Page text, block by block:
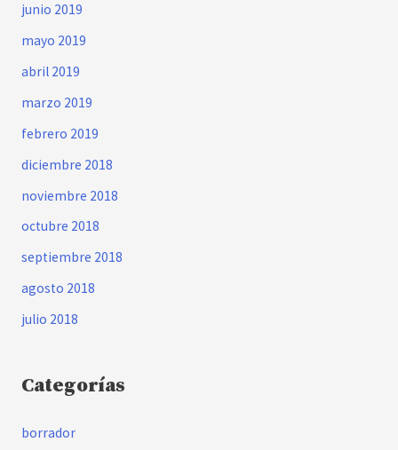
junio 2019
mayo 2019
abril 2019
marzo 2019
febrero 2019
diciembre 2018
noviembre 2018
octubre 2018
septiembre 2018
agosto 2018
julio 2018
Categorías
borrador